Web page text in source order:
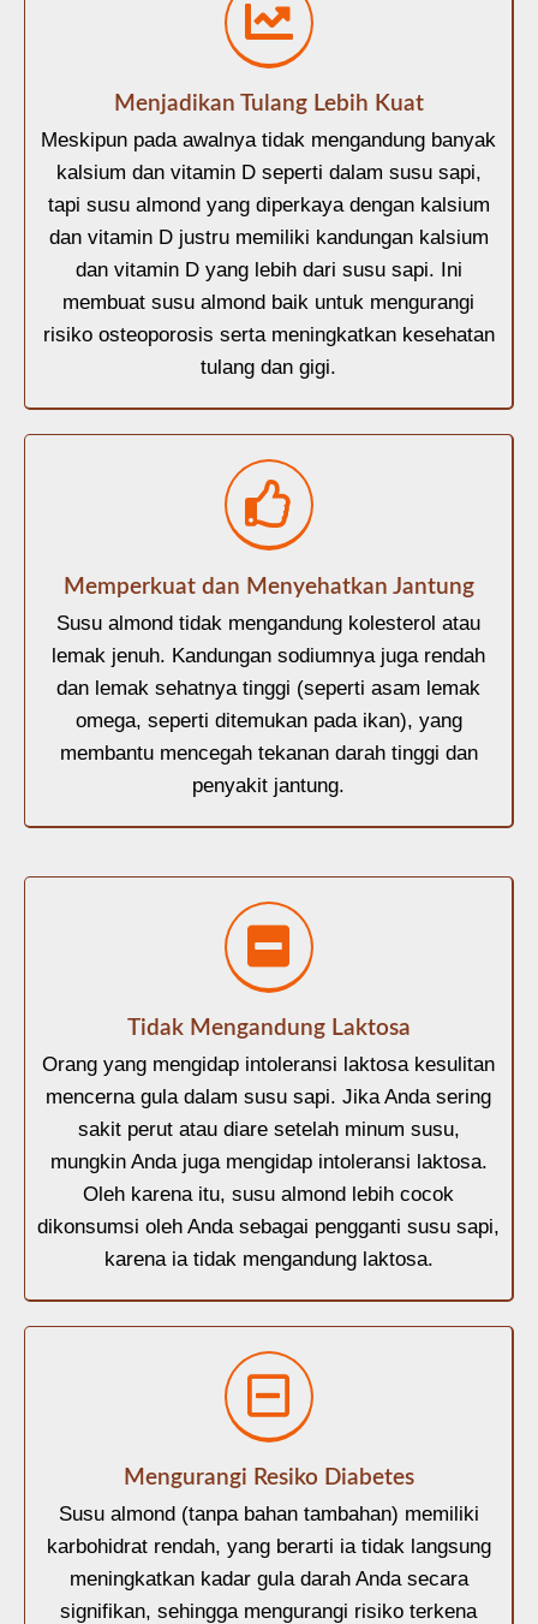
Menjadikan Tulang Lebih Kuat
Meskipun pada awalnya tidak mengandung banyak
kalsium dan vitamin D seperti dalam susu sapi,
tapi susu almond yang diperkaya dengan kalsium
dan vitamin D justru memiliki kandungan kalsium
dan vitamin D yang lebih dari susu sapi. Ini
membuat susu almond baik untuk mengurangi
risiko osteoporosis serta meningkatkan kesehatan
tulang dan gigi.
Memperkuat dan Menyehatkan Jantung
Susu almond tidak mengandung kolesterol atau
lemak jenuh. Kandungan sodiumnya juga rendah
dan lemak sehatnya tinggi (seperti asam lemak
omega, seperti ditemukan pada ikan), yang
membantu mencegah tekanan darah tinggi dan
penyakit jantung.
Tidak Mengandung Laktosa
Orang yang mengidap intoleransi laktosa kesulitan
mencerna gula dalam susu sapi. Jika Anda sering
sakit perut atau diare setelah minum susu,
mungkin Anda juga mengidap intoleransi laktosa.
Oleh karena itu, susu almond lebih cocok
dikonsumsi oleh Anda sebagai pengganti susu sapi,
karena ia tidak mengandung laktosa.
Mengurangi Resiko Diabetes
Susu almond (tanpa bahan tambahan) memiliki
karbohidrat rendah, yang berarti ia tidak langsung
meningkatkan kadar gula darah Anda secara
signifikan, sehingga mengurangi risiko terkena